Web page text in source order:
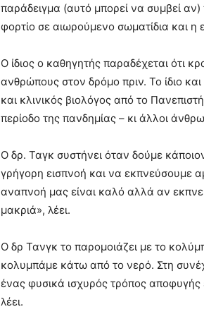
παράδειγμα (αυτό μπορεί να συμβεί
φορτίο σε αιωρούμενο σωματίδια και
Ο ίδιος ο καθηγητής παραδέχεται ότι
ανθρώπους στον δρόμο πριν. Το ίδιο
και κλινικός βιολόγος από το
περίοδο της πανδημίας – κι άλλοι
Ο δρ. Ταγκ συστήνει όταν δούμε
γρήγορη εισπνοή και να εκπνεύσουμε
αναπνοή μας είναι καλό αλλά αν
μακριά», λέει.
Ο δρ Τανγκ το παρομοιάζει με το
κολυμπάμε κάτω από το νερό. Στη
ένας φυσικά ισχυρός τρόπος
λέει.